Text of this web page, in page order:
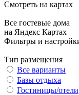
Смотреть на картах
Все гостевые дома
на Яндекс Картах
Фильтры и
Тип размещения
Все варианты
Базы отдыха
Гостиницы/отели